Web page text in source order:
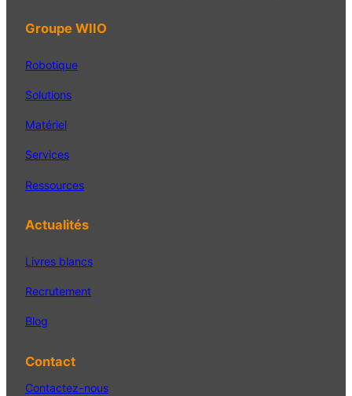
Groupe WIIO
Robotique
Solutions
Matériel
Services
Ressources
Actualités
Livres blancs
Recrutement
Blog
Contact
Contactez-nous